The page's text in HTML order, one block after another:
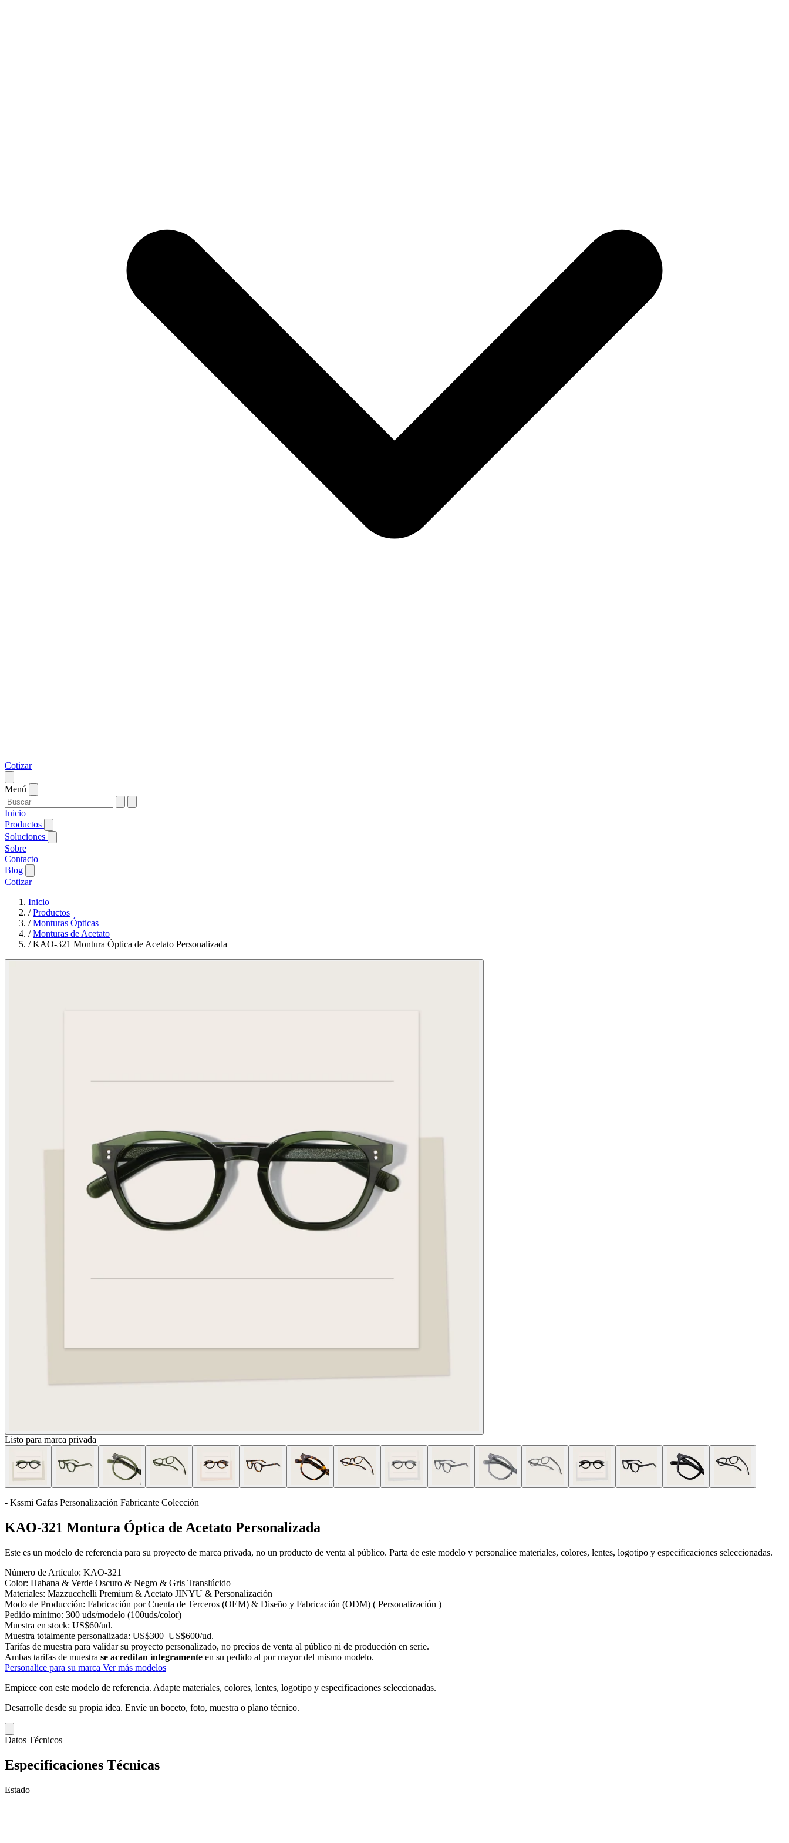
Cotizar
Menú
Inicio
Productos
Soluciones
Sobre
Contacto
Blog
Cotizar
Inicio
/Productos
/Monturas Ópticas
/Monturas de Acetato
/KAO-321 Montura Óptica de Acetato Personalizada
Listo para marca privada
- Kssmi Gafas Personalización Fabricante Colección
KAO-321 Montura Óptica de Acetato Personalizada
Este es un modelo de referencia para su proyecto de marca privada, no un producto de venta al público. Parta de este modelo y personalice materiales, colores, lentes, logotipo y especificaciones seleccionadas.
Número de Artículo: KAO-321
Color: Habana & Verde Oscuro & Negro & Gris Translúcido
Materiales: Mazzucchelli Premium & Acetato JINYU & Personalización
Modo de Producción: Fabricación por Cuenta de Terceros (OEM) & Diseño y Fabricación (ODM) ( Personalización )
Pedido mínimo: 300 uds/modelo (100uds/color)
Muestra en stock: US$60/ud.
Muestra totalmente personalizada: US$300–US$600/ud.
Tarifas de muestra para validar su proyecto personalizado, no precios de venta al público ni de producción en serie.
Ambas tarifas de muestra se acreditan íntegramente en su pedido al por mayor del mismo modelo.
Personalice para su marca Ver más modelos
Empiece con este modelo de referencia. Adapte materiales, colores, lentes, logotipo y especificaciones seleccionadas.
Desarrolle desde su propia idea. Envíe un boceto, foto, muestra o plano técnico.
Datos Técnicos
Especificaciones Técnicas
Estado